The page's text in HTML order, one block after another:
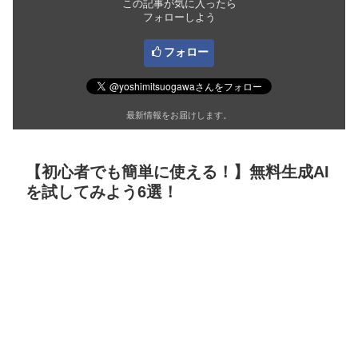
この記事が気に入ったら
フォローしよう
フォロー
最新情報をお届けします。
【初心者でも簡単に使える！】無料生成AI
を試してみよう6選！